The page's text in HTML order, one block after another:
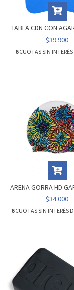
TABLA CDN CON
$39.900
6CUOTAS SIN INTERÉS
ARENA GORRA HD
$34.000
6CUOTAS SIN INTERÉS